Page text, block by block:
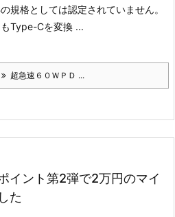
規格としては認定されていません。
Type-Cを変換 ...
超急速６０ＷＰＤ ...
イント第2弾で2万円のマイ
た